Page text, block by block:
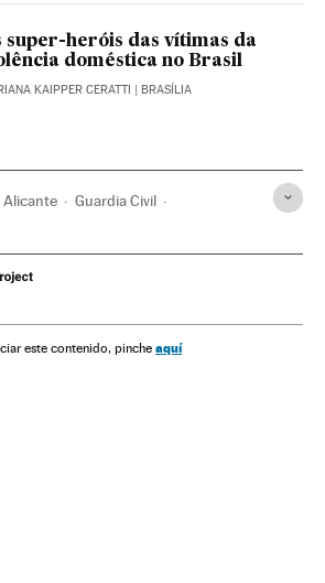
super-heróis das vítimas da
doméstica no Brasil
KAIPPER CERATTI | BRASÍLIA
Alicante Guardia Civil
sociais Espanha
este contenido, pinche aquí